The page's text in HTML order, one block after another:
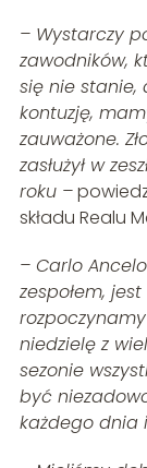
– Wystarczy
zawodników,
się nie stanie,
kontuzję,
zauważone.
zasłużył w
roku –
składu Realu
– Carlo
zespołem,
niedzielę z
sezonie
być
każdego dnia